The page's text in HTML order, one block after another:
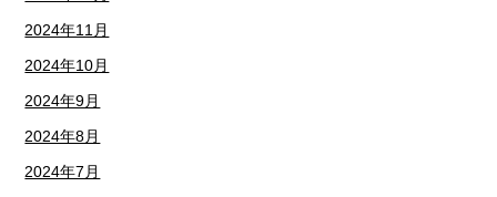
2024年11月
2024年10月
2024年9月
2024年8月
2024年7月